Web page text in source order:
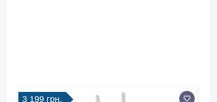
3 199 грн.